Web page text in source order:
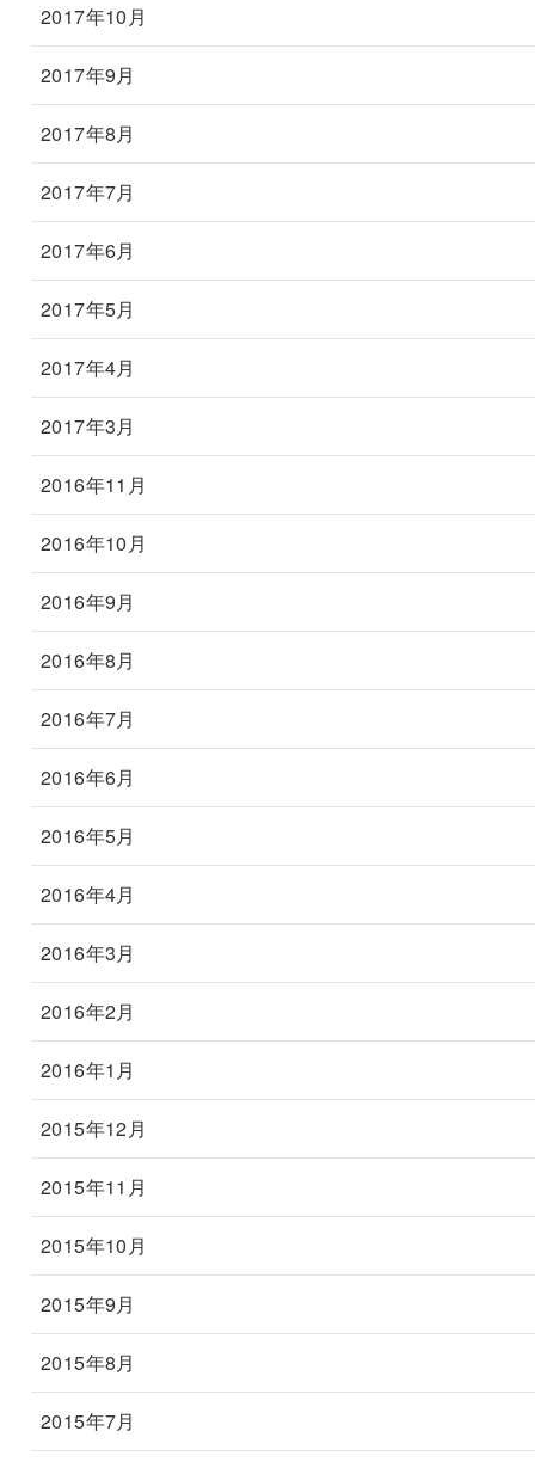
2017年10月
2017年9月
2017年8月
2017年7月
2017年6月
2017年5月
2017年4月
2017年3月
2016年11月
2016年10月
2016年9月
2016年8月
2016年7月
2016年6月
2016年5月
2016年4月
2016年3月
2016年2月
2016年1月
2015年12月
2015年11月
2015年10月
2015年9月
2015年8月
2015年7月